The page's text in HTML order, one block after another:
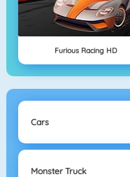
Furious Racing HD
Cars
Monster Truck